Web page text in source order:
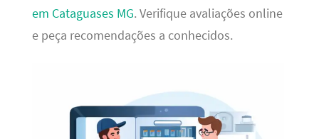
em Cataguases MG. Verifique avaliações online
e peça recomendações a conhecidos.